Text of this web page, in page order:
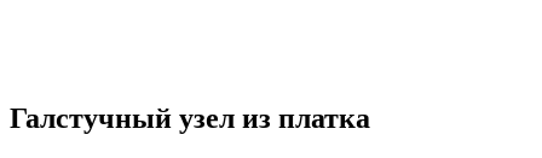
Галстучный узел из платка